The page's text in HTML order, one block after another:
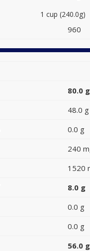
1 cup (240.0g)
960
80.0 g
48.0 g
0.0 g
240
1520
8.0 g
0.0 g
0.0 g
56.0 g